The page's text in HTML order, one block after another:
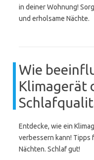
in deiner Wohnung!
und erholsame Nächte.
Wie
Klimagerät
Entdecke, wie ein
verbessern kann! Tipps
Nächten. Schlaf gut!